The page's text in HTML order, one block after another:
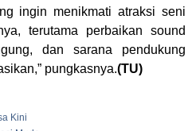
ingin menikmati atraksi seni
terutama perbaikan sound
dan sarana pendukung
pungkasnya.(TU)
Kini